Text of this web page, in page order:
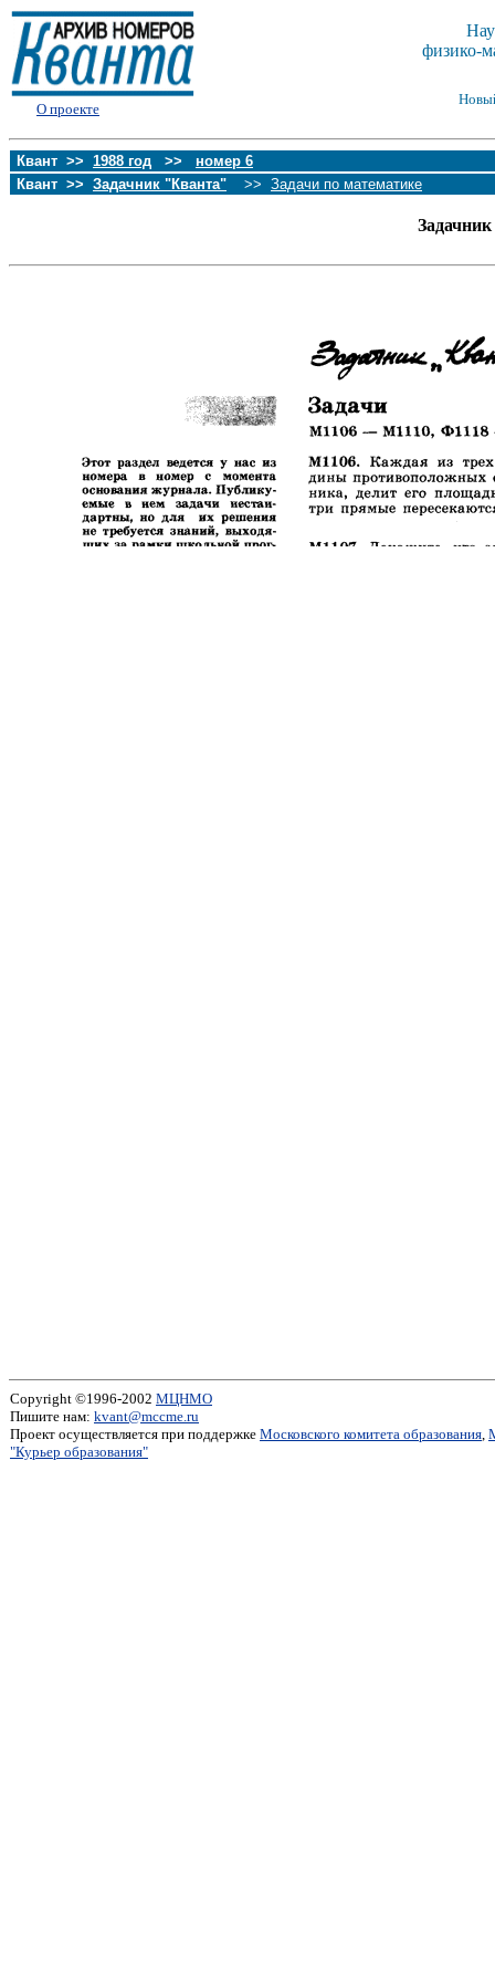
О проекте
физико-
Квант >> 1988 год >> номер 6
Квант >> Задачник "Кванта" >> Задачи по математике
Copyright ©1996-2002 МЦНМО
Пишите нам: kvant@mccme.ru
Проект осуществляется при поддержке Московского комитета образования,
"Курьер образования"